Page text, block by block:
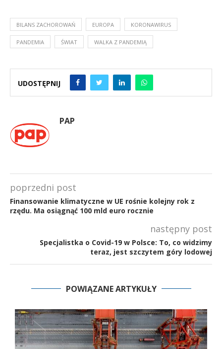
BILANS ZACHOROWAŃ EUROPA KORONAWIRUS
PANDEMIA ŚWIAT WALKA Z PANDEMIĄ
UDOSTĘPNIJ
PAP
poprzedni post
Finansowanie klimatyczne w UE rośnie kolejny rok z
rzędu. Ma osiągnąć 100 mld euro rocznie
następny post
Specjalistka o Covid-19 w Polsce: To, co widzimy
teraz, jest szczytem góry lodowej
POWIĄZANE ARTYKUŁY